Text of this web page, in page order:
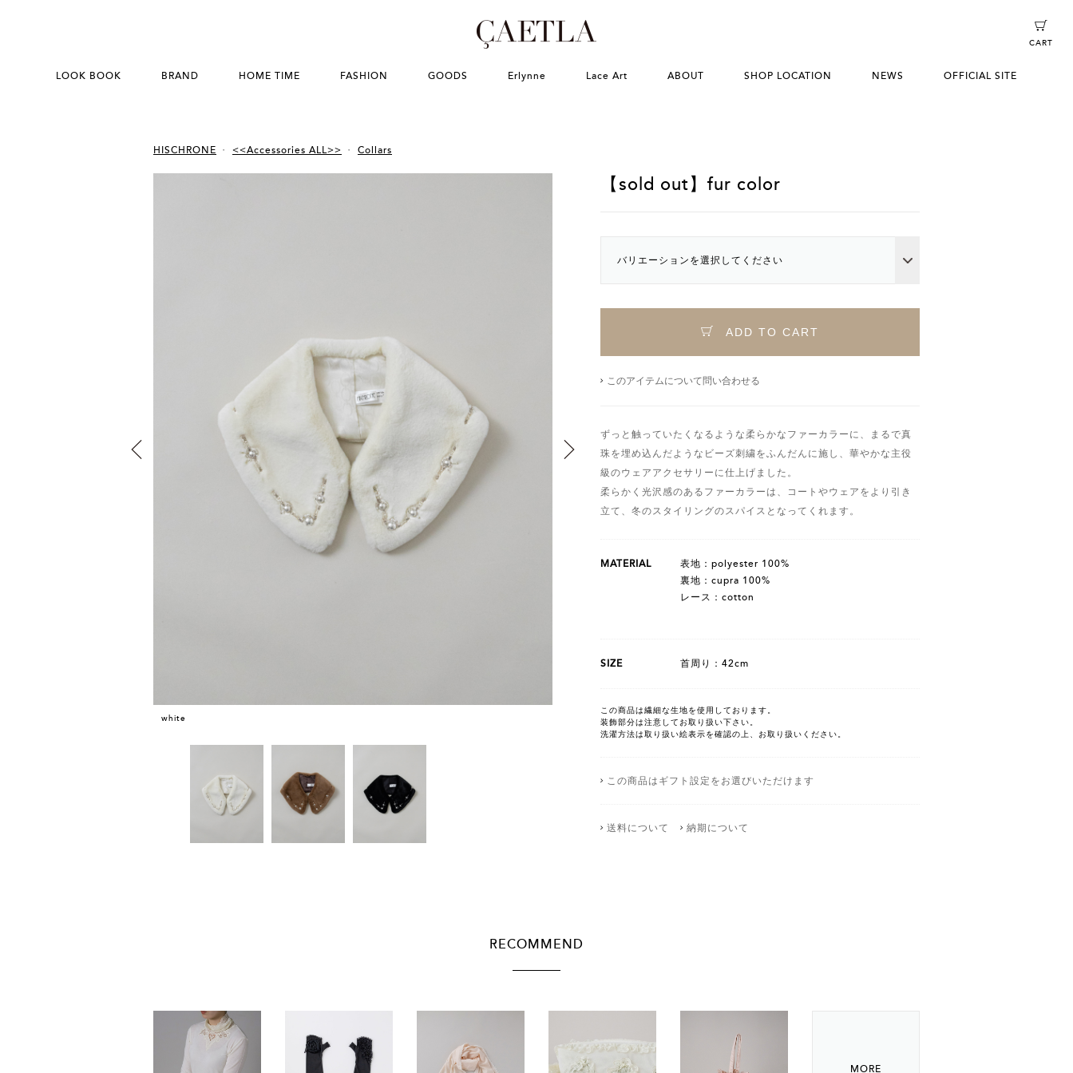
LOOK BOOK BRAND HOME TIME FASHION GOODS Erlynne Lace Art ABOUT SHOP LOCATION NEWS OFFICIAL SITE
CART
HISCHRONE <<Accessories ALL>> Collars
【sold out】fur color
white
バリエーションを選択してください
ADD TO CART
このアイテムについて問い合わせる
ずっと触っていたくなるような柔らかなファーカラーに、まるで真
珠を埋め込んだようなビーズ刺繍をふんだんに施し、華やかな主役
級のウェアアクセサリーに仕上げました。
柔らかく光沢感のあるファーカラーは、コートやウェアをより引き
立て、冬のスタイリングのスパイスとなってくれます。
MATERIAL
表地：polyester 100%
裏地：cupra 100%
レース：cotton
SIZE 首周り：42cm
この商品は繊細な生地を使用しております。
装飾部分は注意してお取り扱い下さい。
洗濯方法は取り扱い絵表示を確認の上、お取り扱いください。
この商品はギフト設定をお選びいただけます
送料について 納期について
RECOMMEND